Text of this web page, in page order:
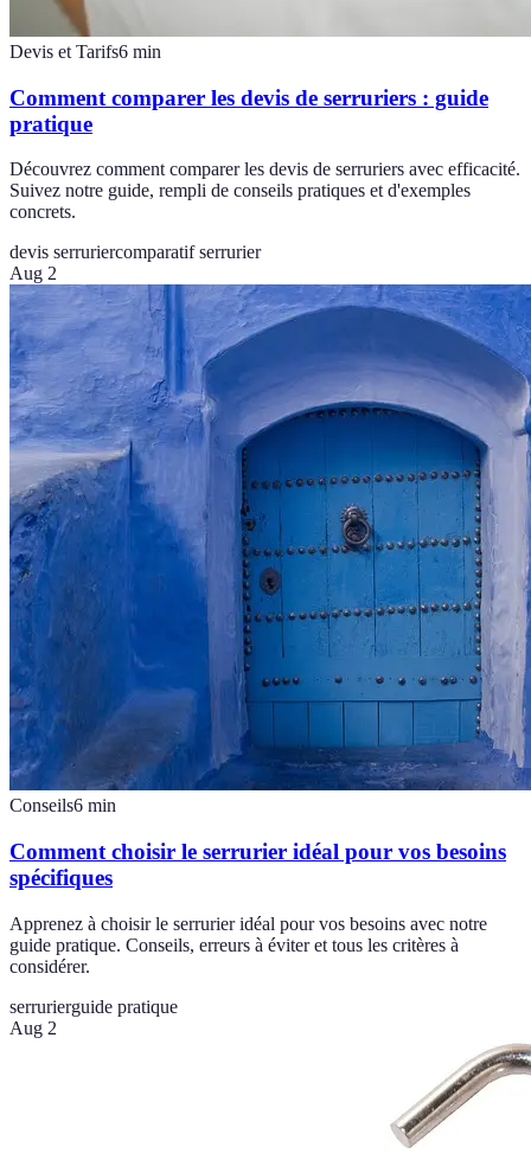
Devis et Tarifs6 min
Comment comparer les devis de serruriers : guide
pratique
Découvrez comment comparer les devis de serruriers avec efficacité.
Suivez notre guide, rempli de conseils pratiques et d'exemples
concrets.
devis serruriercomparatif serrurier
Aug 2
Conseils6 min
Comment choisir le serrurier idéal pour vos besoins
spécifiques
Apprenez à choisir le serrurier idéal pour vos besoins avec notre
guide pratique. Conseils, erreurs à éviter et tous les critères à
considérer.
serrurierguide pratique
Aug 2